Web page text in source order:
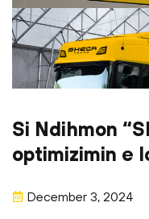
Si Ndihmon
optimizimin e
December 3, 2024